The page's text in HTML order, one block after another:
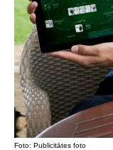
Foto: Publicitātes foto